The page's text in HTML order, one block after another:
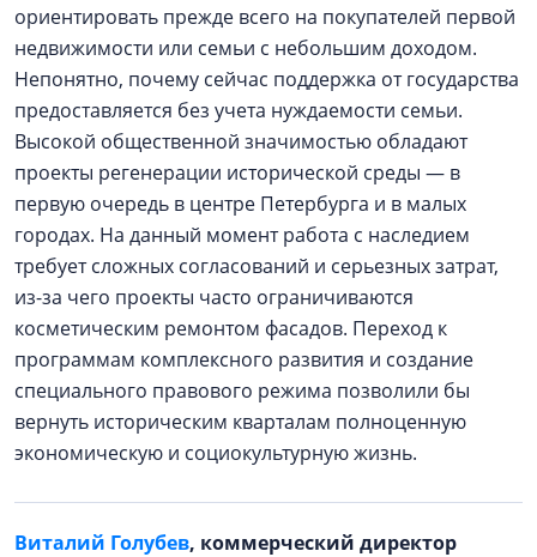
ориентировать прежде всего на покупателей первой
недвижимости или семьи с небольшим доходом.
Непонятно, почему сейчас поддержка от государства
предоставляется без учета нуждаемости семьи.
Высокой общественной значимостью обладают
проекты регенерации исторической среды — в
первую очередь в центре Петербурга и в малых
городах. На данный момент работа с наследием
требует сложных согласований и серьезных затрат,
из-за чего проекты часто ограничиваются
косметическим ремонтом фасадов. Переход к
программам комплексного развития и создание
специального правового режима позволили бы
вернуть историческим кварталам полноценную
экономическую и социокультурную жизнь.
Виталий Голубев, коммерческий директор